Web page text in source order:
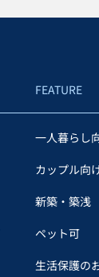
FEATURE
一人暮らし
カップル向
新築・築浅
ペット可
生活保護の